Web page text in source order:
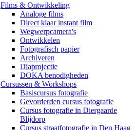
Films & Ontwikkeling
Analoge films
Direct klaar instant film
Wegwerpcamera's
Ontwikkelen
Fotografisch papier
Archiveren
Diaprojectie
DOKA benodigheden
Cursussen & Workshops
Basiscursus fotografie
Gevorderden cursus fotografie
Cursus fotografie in Diergaarde
Blijdorp
Cursus straatfotografie in Den Haag